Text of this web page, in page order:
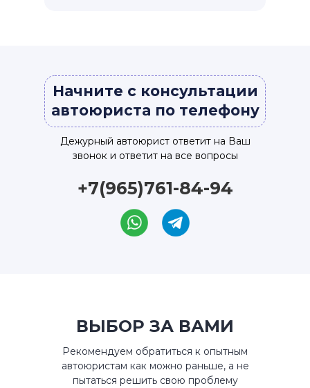
Начните с консультации
автоюриста по телефону
Дежурный автоюрист ответит на Ваш
звонок и ответит на все вопросы
+7(965)761-84-94
ВЫБОР ЗА ВАМИ
Рекомендуем обратиться к опытным
автоюристам как можно раньше, а не
пытаться решить свою проблему